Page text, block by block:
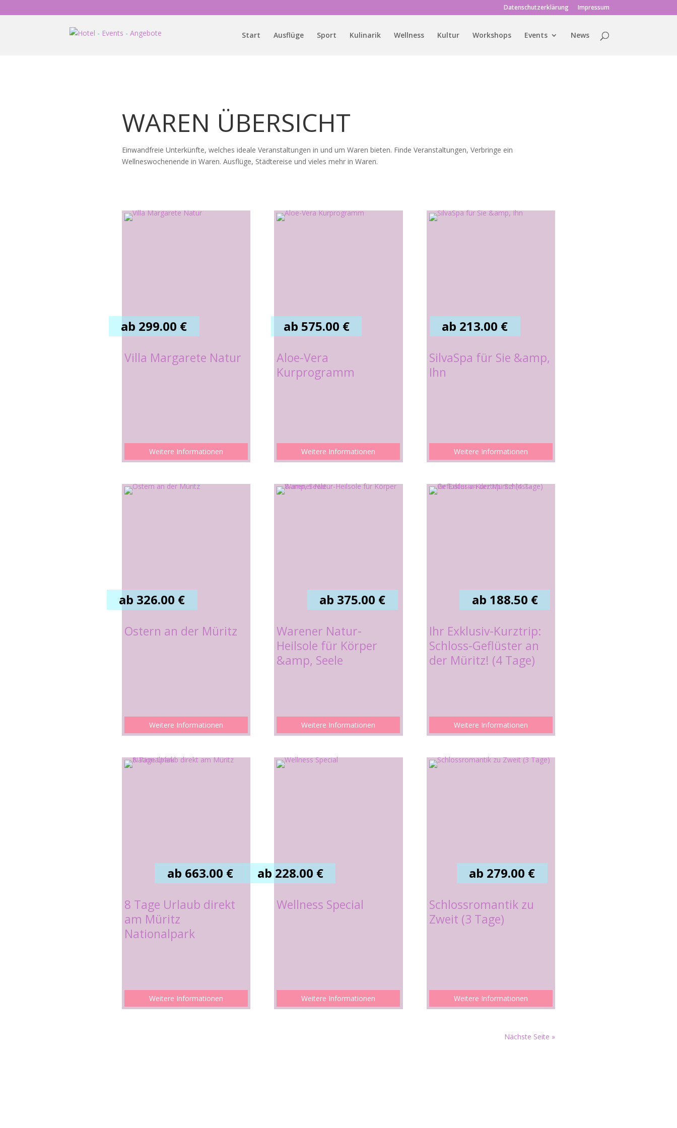
Datenschutzerklärung Impressum
Start Ausflüge Sport Kulinarik Wellness Kultur Workshops Events News
WAREN ÜBERSICHT
Einwandfreie Unterkünfte, welches ideale Veranstaltungen in und um Waren bieten. Finde Veranstaltungen, Verbringe ein
Wellneswochenende in Waren. Ausflüge, Städtereise und vieles mehr in Waren.
ab 299.00 €
Villa Margarete Natur
Weitere Informationen
ab 575.00 €
Aloe-Vera
Kurprogramm
Weitere Informationen
ab 213.00 €
SilvaSpa für Sie &amp,
Ihn
Weitere Informationen
ab 326.00 €
Ostern an der Müritz
Weitere Informationen
ab 375.00 €
Warener Natur-
Heilsole für Körper
&amp, Seele
Weitere Informationen
ab 188.50 €
Ihr Exklusiv-Kurztrip:
Schloss-Geflüster an
der Müritz! (4 Tage)
Weitere Informationen
ab 663.00 €
8 Tage Urlaub direkt
am Müritz
Nationalpark
Weitere Informationen
ab 228.00 €
Wellness Special
Weitere Informationen
ab 279.00 €
Schlossromantik zu
Zweit (3 Tage)
Weitere Informationen
Nächste Seite »